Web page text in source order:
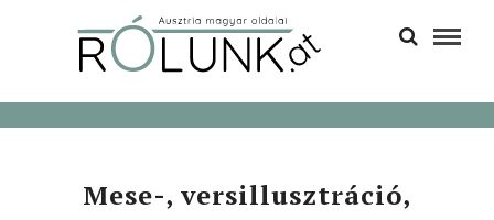
Mese-, versillusztráció,